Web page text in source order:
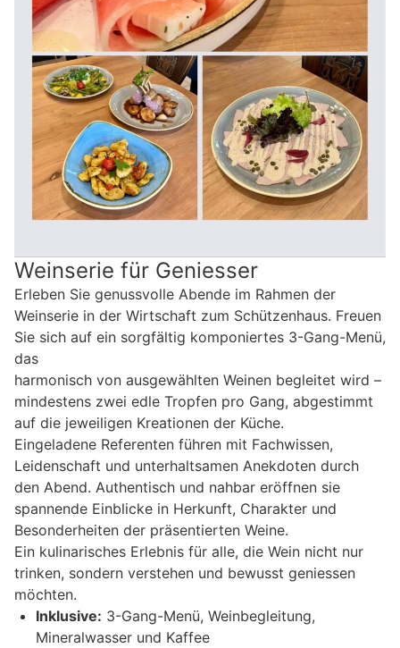
Weinserie für Geniesser
Erleben Sie genussvolle Abende im Rahmen der
Weinserie in der Wirtschaft zum Schützenhaus. Freuen
Sie sich auf ein sorgfältig komponiertes 3-Gang-Menü,
das
harmonisch von ausgewählten Weinen begleitet wird –
mindestens zwei edle Tropfen pro Gang, abgestimmt
auf die jeweiligen Kreationen der Küche.
Eingeladene Referenten führen mit Fachwissen,
Leidenschaft und unterhaltsamen Anekdoten durch
den Abend. Authentisch und nahbar eröffnen sie
spannende Einblicke in Herkunft, Charakter und
Besonderheiten der präsentierten Weine.
Ein kulinarisches Erlebnis für alle, die Wein nicht nur
trinken, sondern verstehen und bewusst geniessen
möchten.
Inklusive: 3-Gang-Menü, Weinbegleitung,
Mineralwasser und Kaffee